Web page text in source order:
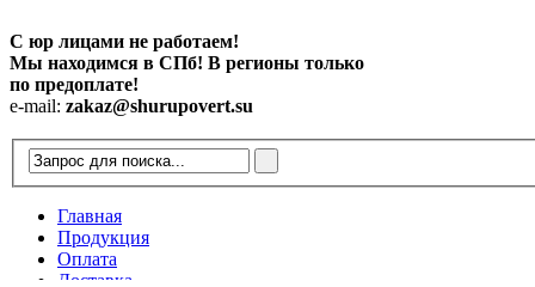
С юр лицами не работаем!
Мы находимся в СПб! В регионы только
по предоплате!
e-mail: zakaz@shurupovert.su
Главная
Продукция
Оплата
Доставка